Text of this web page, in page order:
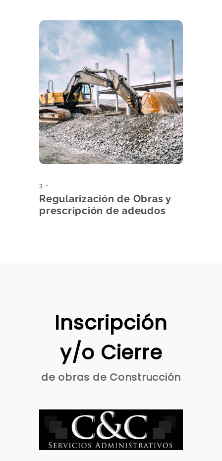
3.-
Regularización de Obras y
prescripción de adeudos
Inscripción
y/o Cierre
de obras de Construcción